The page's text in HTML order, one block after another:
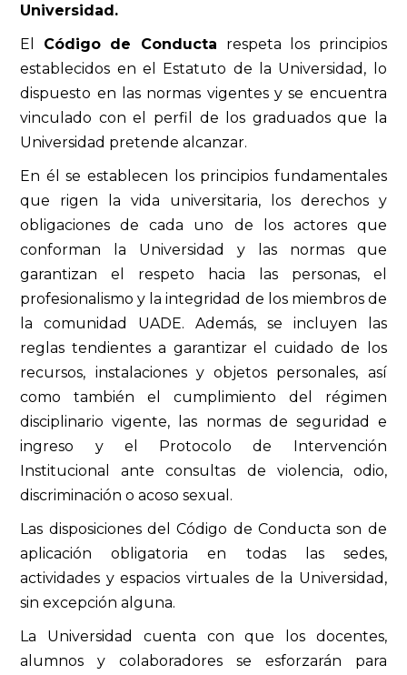
Universidad.
El Código de Conducta respeta los principios
establecidos en el Estatuto de la Universidad, lo
dispuesto en las normas vigentes y se encuentra
vinculado con el perfil de los graduados que la
Universidad pretende alcanzar.
En él se establecen los principios fundamentales
que rigen la vida universitaria, los derechos y
obligaciones de cada uno de los actores que
conforman la Universidad y las normas que
garantizan el respeto hacia las personas, el
profesionalismo y la integridad de los miembros de
la comunidad UADE. Además, se incluyen las
reglas tendientes a garantizar el cuidado de los
recursos, instalaciones y objetos personales, así
como también el cumplimiento del régimen
disciplinario vigente, las normas de seguridad e
ingreso y el Protocolo de Intervención
Institucional ante consultas de violencia, odio,
discriminación o acoso sexual.
Las disposiciones del Código de Conducta son de
aplicación obligatoria en todas las sedes,
actividades y espacios virtuales de la Universidad,
sin excepción alguna.
La Universidad cuenta con que los docentes,
alumnos y colaboradores se esforzarán para